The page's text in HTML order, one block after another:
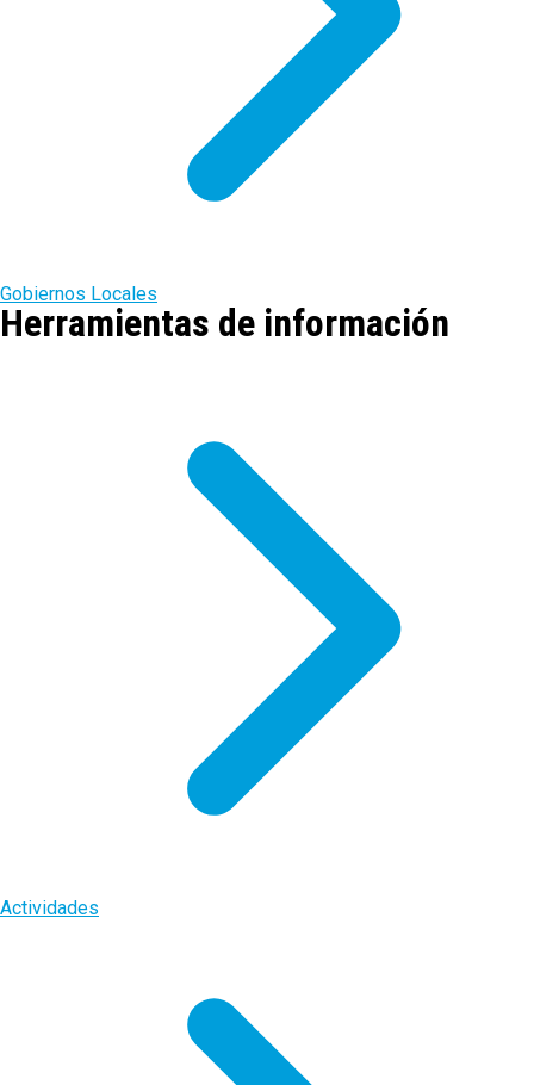
Gobiernos Locales
Herramientas de información
Actividades